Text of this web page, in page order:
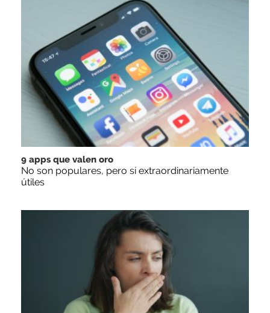
9 apps que valen oro
No son populares, pero sí extraordinariamente
útiles